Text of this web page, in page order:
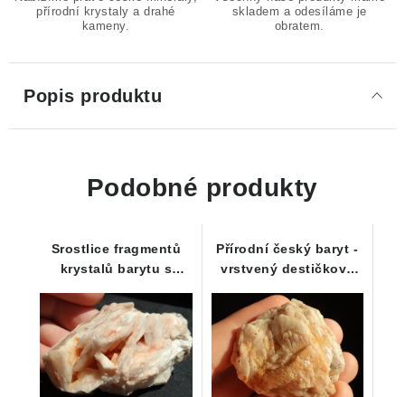
přírodní krystaly a drahé
kameny.
skladem a odesíláme je
obratem.
Popis produktu
Podobné produkty
Srostlice fragmentů
krystalů barytu s
horniny
Přírodní český baryt -
vrstvený destičkový